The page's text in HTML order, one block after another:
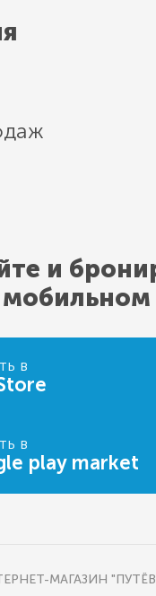
и
в
в
play market
МАГАЗИН